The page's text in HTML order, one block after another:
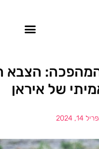
הצבא
של איראן
14, 2024